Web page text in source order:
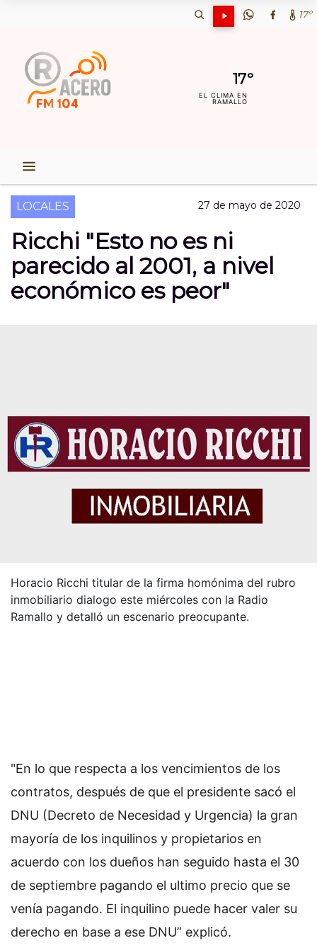
17º
17º
EL CLIMA EN
RAMALLO
LOCALES 27 de mayo de 2020
Ricchi "Esto no es ni
parecido al 2001, a nivel
económico es peor"
Horacio Ricchi titular de la firma homónima del rubro
inmobiliario dialogo este miércoles con la Radio
Ramallo y detalló un escenario preocupante.
"En lo que respecta a los vencimientos de los
contratos, después de que el presidente sacó el
DNU (Decreto de Necesidad y Urgencia) la gran
mayoría de los inquilinos y propietarios en
acuerdo con los dueños han seguido hasta el 30
de septiembre pagando el ultimo precio que se
venía pagando. El inquilino puede hacer valer su
derecho en base a ese DNU” explicó.